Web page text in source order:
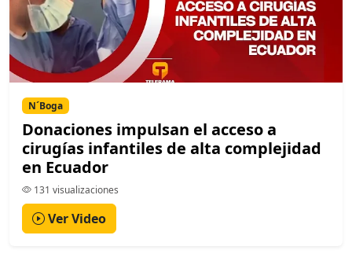
N´Boga
Donaciones impulsan el acceso a
cirugías infantiles de alta complejidad
en Ecuador
131 visualizaciones
Ver Video